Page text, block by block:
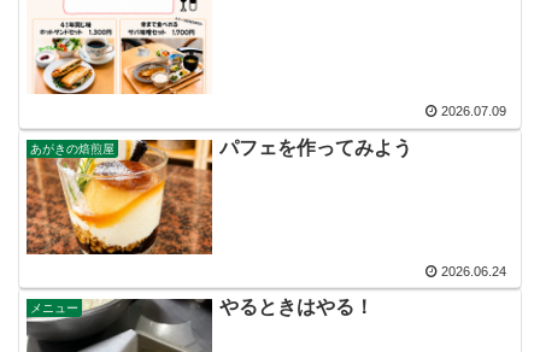
2026.07.09
あがきの焙煎屋 パフェを作ってみよう
2026.06.24
メニュー やるときはやる！